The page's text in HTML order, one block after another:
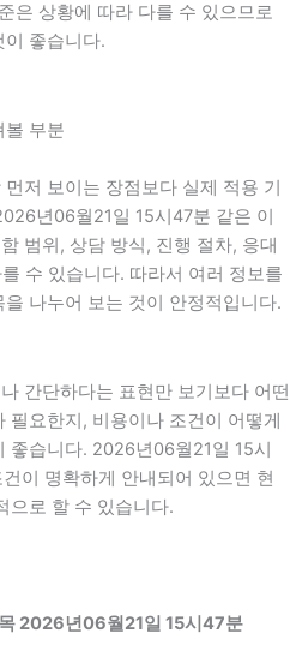
은 상황에 따라 다를 수 있으므로
좋습니다.
볼 부분
저 보이는 장점보다 실제 적용 기
년06월21일 15시47분 같은 이
범위, 상담 방식, 진행 절차, 응대
수 있습니다. 따라서 여러 정보를
나누어 보는 것이 안정적입니다.
간단하다는 표현만 보기보다 어떤
필요한지, 비용이나 조건이 어떻게
좋습니다. 2026년06월21일 15시
이 명확하게 안내되어 있으면 현
으로 할 수 있습니다.
2026년06월21일 15시47분